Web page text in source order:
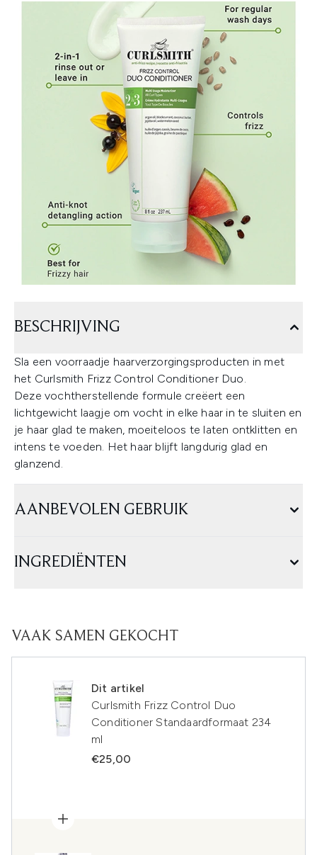
BESCHRIJVING
Sla een voorraadje haarverzorgingsproducten in met
het Curlsmith Frizz Control Conditioner Duo.
Deze vochtherstellende formule creëert een
lichtgewicht laagje om vocht in elke haar in te sluiten en
je haar glad te maken, moeiteloos te laten ontklitten en
intens te voeden. Het haar blijft langdurig glad en
glanzend.
AANBEVOLEN GEBRUIK
INGREDIËNTEN
VAAK SAMEN GEKOCHT
Dit artikel
Curlsmith Frizz Control Duo
Conditioner Standaardformaat 234
ml
€25,00